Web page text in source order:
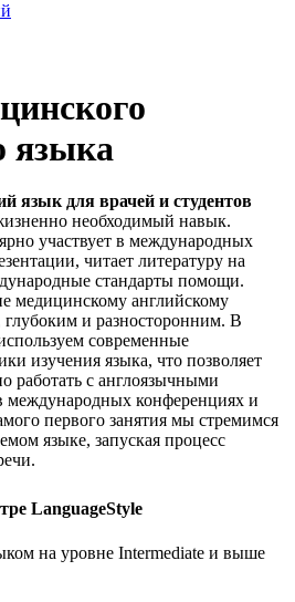
языка
язык для врачей и студентов
необходимый навык.
участвует в международных
читает литературу на
стандарты помощи.
медицинскому английскому
и разносторонним. В
современные
изучения языка, что позволяет
работать с англоязычными
международных конференциях и
первого занятия мы стремимся
языке, запуская процесс
LanguageStyle
на уровне Intermediate и выше